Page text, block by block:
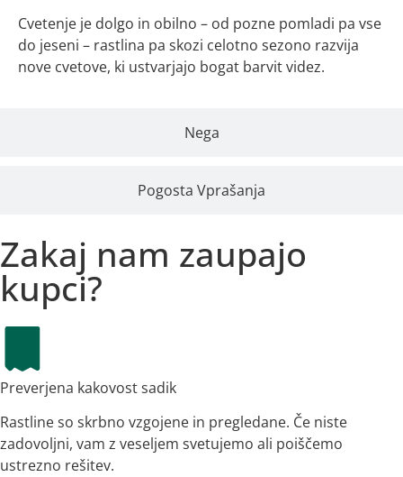
Nega
Pogosta Vprašanja
Cvetenje je dolgo in obilno – od pozne pomladi pa vse
do jeseni – rastlina pa skozi celotno sezono razvija
nove cvetove, ki ustvarjajo bogat barvit videz.
Zakaj nam zaupajo
kupci?
Preverjena kakovost sadik
Rastline so skrbno vzgojene in pregledane. Če niste
zadovoljni, vam z veseljem svetujemo ali poiščemo
ustrezno rešitev.